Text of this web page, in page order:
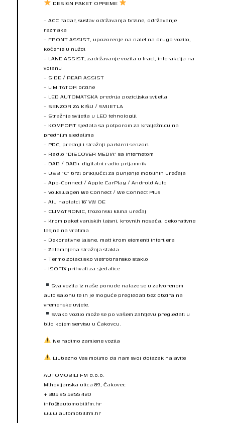
DESIGN PAKET OPREME
– ACC radar, sustav održavanja brzine, održavanje
razmaka
– FRONT ASSIST, upozorenje na nalet na drugo vozilo,
kočenje u nuždi
– LANE ASSIST, zadržavanje vozila u traci, interakcija na
volanu
– SIDE / REAR ASSIST
– LIMITATOR brzine
– LED AUTOMATSKA prednja pozicijska svijetla
– SENZOR ZA KIŠU / SVIJETLA
– Stražnja svijetla u LED tehnologiji
– KOMFORT sjedala sa potporom za kralježnicu na
prednjim sjedalima
– PDC, prednji i stražnji parkirni senzori
– Radio “DISCOVER MEDIA” sa Internetom
– DAB / DAB+ digitalni radio prijamnik
– USB “C” brzi priključci za punjenje mobilnih uređaja
– App-Connect / Apple CarPlay / Android Auto
– Volkswagen We Connect / We Connect Plus
– Alu naplatci 16″ VW OE
– CLIMATRONIC, trozonski klima uređaj
– Krom paket vanjskih lajsni, krovnih nosača, dekorativne
lasjne na vratima
– Dekorativne lajsne, matt krom elementi interijera
– Zatamnjena stražnja stakla
– Termoizolacijsko vjetrobransko staklo
– ISOFIX prihvati za sjedalice
Sva vozila iz naše ponude nalaze se u zatvorenom
auto salonu te ih je moguće pregledati bez obzira na
vremenske uvjete.
Svako vozilo može se po vašem zahtjevu pregledati u
bilo kojem servisu u Čakovcu.
Ne radimo zamjene vozila
Ljubazno Vas molimo da nam svoj dolazak najavite
AUTOMOBILI FM d.o.o.
Mihovljanska ulica 89, Čakovec
+ 385 95 5255 420
info@automobilifm.hr
www.automobilifm.hr